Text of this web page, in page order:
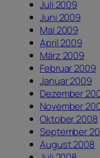
Juli 2009
Juni 2009
Mai 2009
April 2009
März 2009
Februar 2009
Januar 2009
Dezember
November
Oktober 2008
September
August 2008